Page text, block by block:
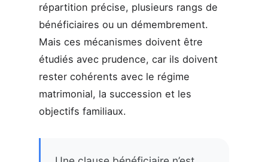
répartition précise, plusieurs rangs de
bénéficiaires ou un démembrement.
Mais ces mécanismes doivent être
étudiés avec prudence, car ils doivent
rester cohérents avec le régime
matrimonial, la succession et les
objectifs familiaux.